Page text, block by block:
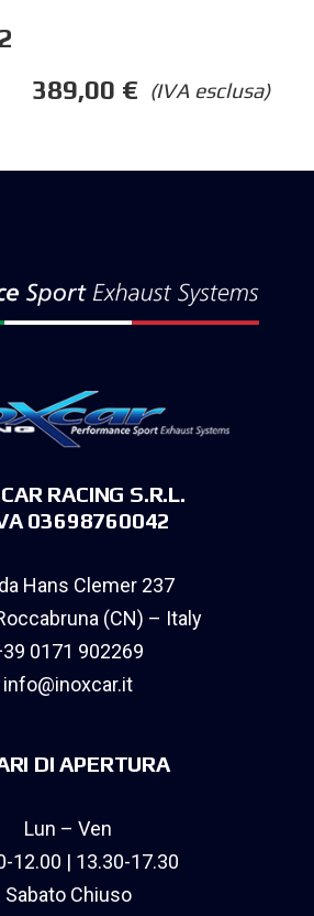
(IVA esclusa)
389,00 €
RACING S.R.L.
03698760042
Hans Clemer 237
(CN) – Italy
0171 902269
info@inoxcar.it
DI APERTURA
Lun – Ven
12.00 | 13.30-17.30
Sabato Chiuso